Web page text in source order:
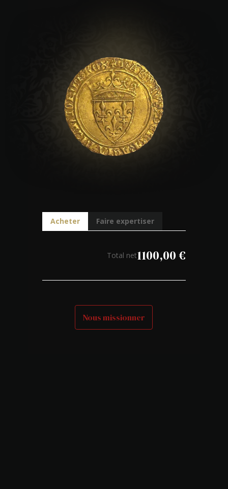
Acheter Faire expertiser
Total net1100,00€
Nous missionner